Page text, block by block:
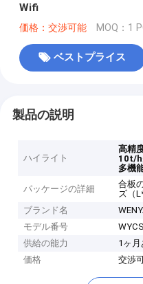
Wifi
価格：交渉可能 MOQ：1
ベストプライス
製品の説明
ハイライト
高精
10t/h
多機
パッケージの詳細
合板
ズ（
ブランド名
モデル番号
供給の能力
1ヶ
価格
交渉